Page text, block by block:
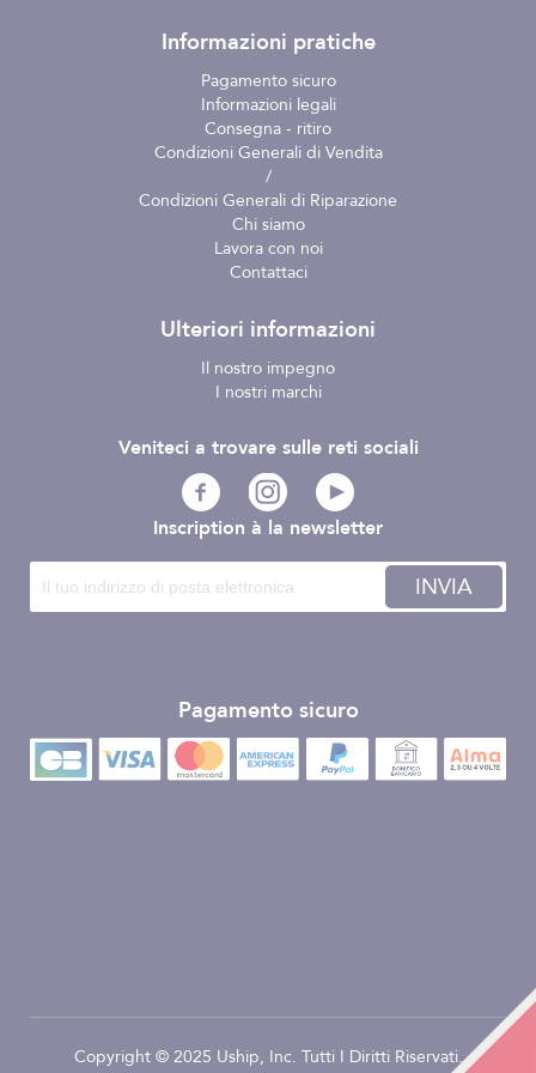
Informazioni pratiche
Pagamento sicuro
Informazioni legali
Consegna - ritiro
Condizioni Generali di Vendita
/
Condizioni Generali di Riparazione
Chi siamo
Lavora con noi
Contattaci
Ulteriori informazioni
Il nostro impegno
I nostri marchi
Inscription à la newsletter
INVIA
Pagamento sicuro
Veniteci a trovare sulle reti sociali
Copyright © 2025 Uship, Inc. Tutti I Diritti Riservati.